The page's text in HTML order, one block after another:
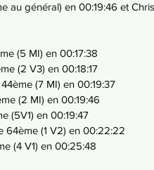
au général) en 00:19:46 et
(5 MI) en 00:17:38
(2 V3) en 00:18:17
(7 MI) en 00:19:37
(2 MI) en 00:19:46
(5V1) en 00:19:47
64ème (1 V2) en 00:22:22
(4 V1) en 00:25:48